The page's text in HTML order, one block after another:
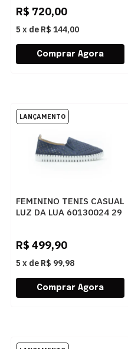
R$ 720,00
5 x de R$ 144,00
FEMININO TENIS CASUAL
LUZ DA LUA 60130024 29
R$ 499,90
5 x de R$ 99,98